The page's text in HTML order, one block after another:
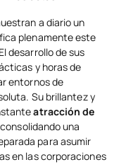
a diario un
plenamente este
desarrollo de sus
y horas de
entornos de
Su brillantez y
atracción de
una
para asumir
en las corporaciones